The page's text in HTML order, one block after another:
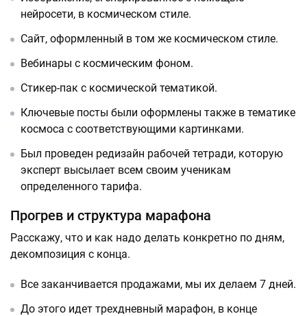
нейросети, в космическом стиле.
Сайт, оформленный в том же космическом стиле.
Вебинары с космическим фоном.
Стикер-пак с космической тематикой.
Ключевые посты были оформлены также в тематике
космоса с соответствующими картинками.
Был проведен редизайн рабочей тетради, которую
эксперт высылает всем своим ученикам
определенного тарифа.
Прогрев и структура марафона
Расскажу, что и как надо делать конкретно по дням,
декомпозиция с конца.
Все заканчивается продажами, мы их делаем 7 дней.
До этого идет трехдневный марафон, в конце